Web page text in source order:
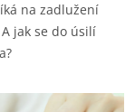
na zadlužení
jak se do úsilí